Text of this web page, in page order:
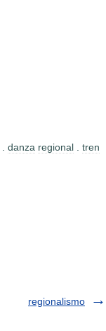
danza regional
tren
regionalismo